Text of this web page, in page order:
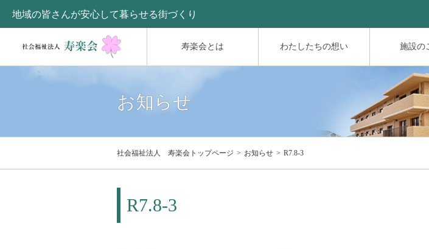
寿楽会とは わたしたちの想い 施設の
地域の皆さんが安心して暮らせる街づくり
お知らせ
社会福祉法人 寿楽会トップページ お知らせ R7.8-3
R7.8-3